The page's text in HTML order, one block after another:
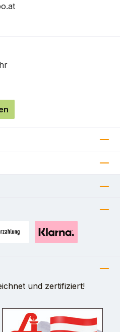
und zertifiziert!